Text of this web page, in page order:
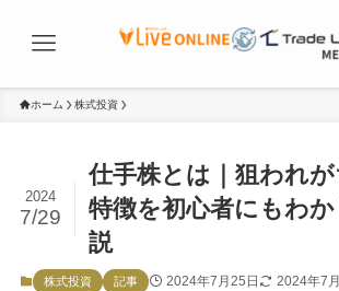
ホーム 株式投資
仕手株とは｜狙われ
特徴を初心者にもわ
説
2024
7/29
株式投資 記事 2024年7月25日 2024年7